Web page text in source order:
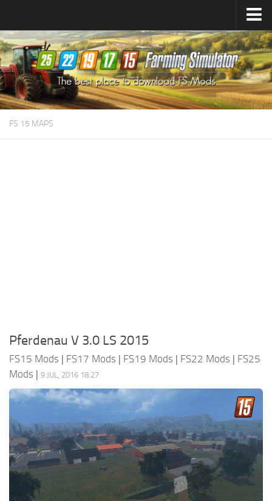
Farming Simulator25Mods
Farming Simulator22Mods
Farming Simulator19Mods
Farming Simulator17Mods
FS 15 MAPS
Pferdenau V 3.0 LS 2015
FS15 Mods | FS17 Mods | FS19 Mods | FS22 Mods | FS25
Mods | 9 JUL, 2016 18:27